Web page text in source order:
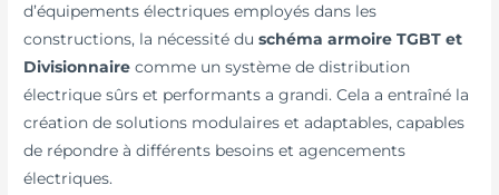
d’équipements électriques employés dans les
constructions, la nécessité duschéma armoire TGBT et
Divisionnairecomme un système de distribution
électrique sûrs et performants a grandi. Cela a entraîné la
création de solutions modulaires et adaptables, capables
de répondre à différents besoins et agencements
électriques.